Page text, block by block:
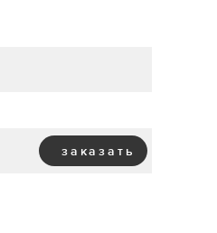
заказать